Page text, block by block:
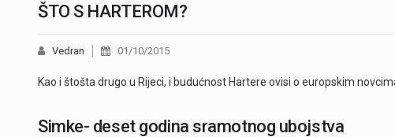
ŠTO S HARTEROM?
Vedran 01/10/2015
Kao i štošta drugo u Rijeci, i budućnost Hartere ovisi o europskim
Simke- deset godina sramotnog ubojstva